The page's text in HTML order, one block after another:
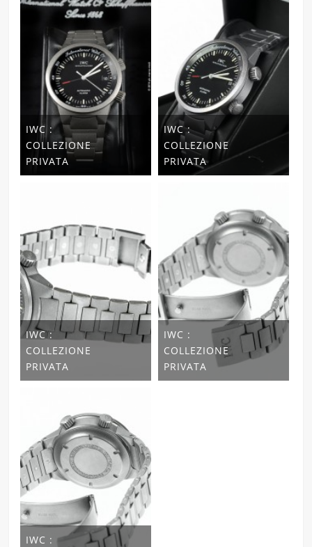
IWC :
COLLEZIONE
PRIVATA
IWC :
COLLEZIONE
PRIVATA
IWC :
COLLEZIONE
PRIVATA
IWC :
COLLEZIONE
PRIVATA
IWC :